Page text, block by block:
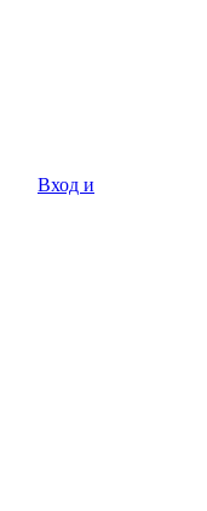
Вход и